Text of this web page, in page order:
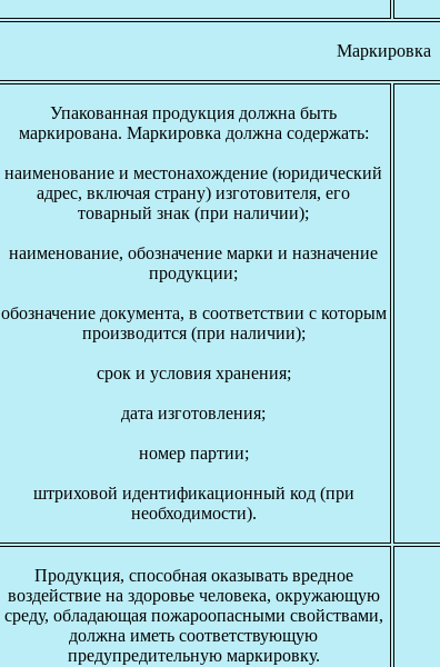
Маркировка
Упакованная продукция должна быть
маркирована. Маркировка должна содержать:
наименование и местонахождение (юридический
адрес, включая страну) изготовителя, его
товарный знак (при наличии);
наименование, обозначение марки и назначение
продукции;
обозначение документа, в соответствии с которым
производится (при наличии);
срок и условия хранения;
дата изготовления;
номер партии;
штриховой идентификационный код (при
необходимости).
Продукция, способная оказывать вредное
воздействие на здоровье человека, окружающую
среду, обладающая пожароопасными свойствами,
должна иметь соответствующую
предупредительную маркировку.